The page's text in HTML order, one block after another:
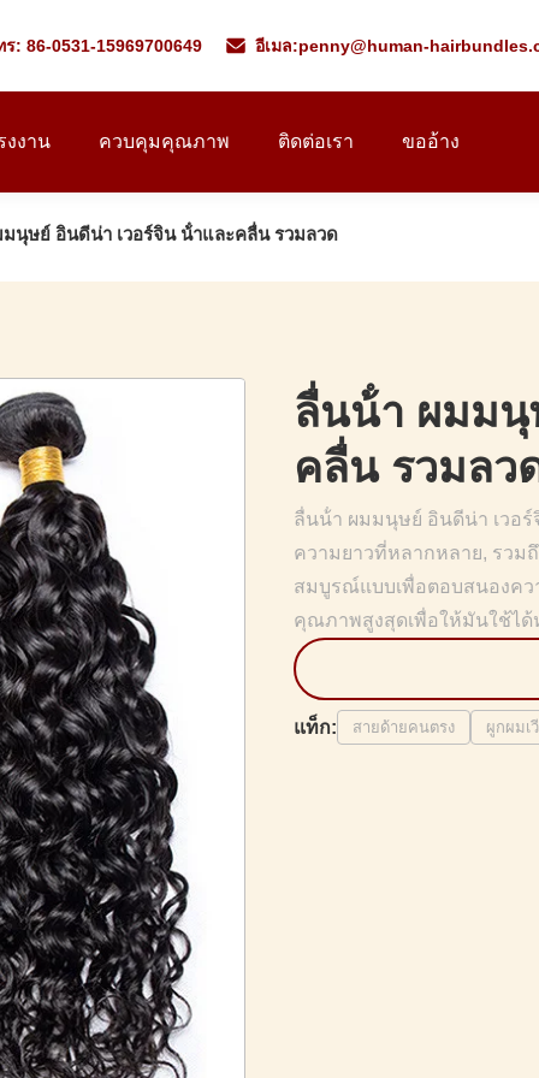
ร: 86-0531-15969700649 อีเมล:penny@human-
งงาน ควบคุมคุณภาพ ติดต่อเรา ขออ้าง
นุษย์ อินดีน่า เวอร์จิน น้ําและคลื่น รวมลวด
ลื่นน้ํา ผมมนุ
คลื่น รวมลว
ลื่นน้ํา ผมมนุษย์ อินดีน่า เวอ
ความยาวที่หลากหลาย, รวม
สมบูรณ์แบบเพื่อตอบสนองค
คุณภาพสูงสุดเพื่อให้มันใช้ได้
แท็ก: สายด้ายคนตรง ผูกผมเ